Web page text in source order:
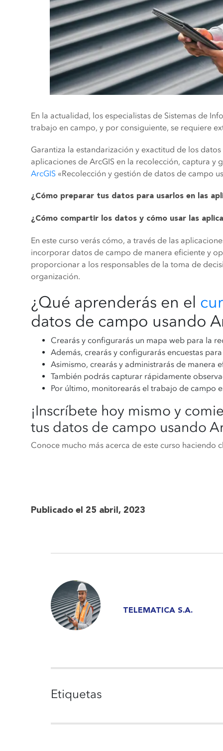
En la actualidad, los especialistas de Sistemas de
trabajo en campo, y por consiguiente, se requiere
Garantiza la estandarización y exactitud de los
aplicaciones de ArcGIS en la recolección, captura
ArcGIS «Recolección y gestión de datos de campo
¿Cómo preparar tus datos para usarlos en las
¿Cómo compartir los datos y cómo usar las
En este curso verás cómo, a través de las
incorporar datos de campo de manera eficiente y
proporcionar a los responsables de la toma de
organización.
¿Qué aprenderás en el
datos de campo usando
Crearás y configurarás un mapa web para la
Además, crearás y configurarás encuestas
Asimismo, crearás y administrarás de manera
También podrás capturar rápidamente
Por último, monitorearás el trabajo de campo
¡Inscríbete hoy mismo y
tus datos de campo usando
Conoce mucho más acerca de este curso haciendo
Publicado el 25 abril, 2023
TELEMATICA S.A.
Etiquetas